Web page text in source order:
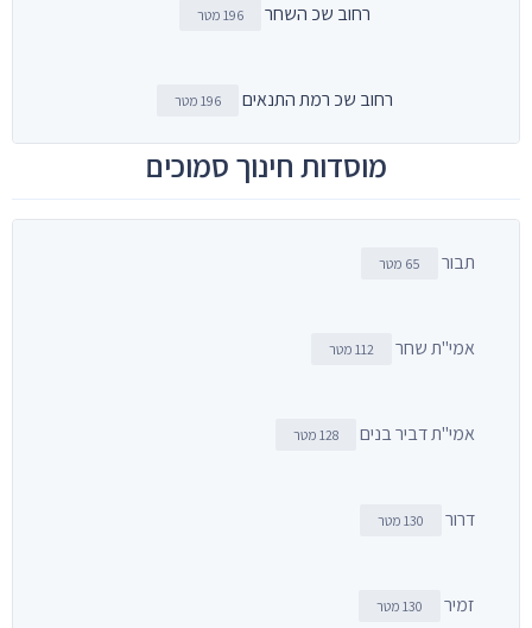
רחוב שכ השחר 196 מטר
רחוב שכ רמת התנאים 196 מטר
מוסדות חינוך סמוכים
תבור 65 מטר
אמי"ת שחר 112 מטר
אמי"ת דביר בנים 128 מטר
דרור 130 מטר
זמיר 130 מטר